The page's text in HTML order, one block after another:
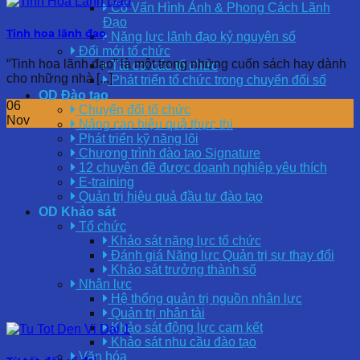
Cố Vấn Hình Ảnh & Phong Cách Lãnh
Đạo
Năng lực lãnh đạo kỷ nguyên số
Đổi mới tổ chức
Tái cơ cấu tổ chức
Phát triển tổ chức trong chuyển đổi số
OD Đào tạo
Chuyển đổi tổ chức
Nâng cao hiệu quả thực thi
Phát triển kỹ năng lõi
Chương trình đào tạo Signature
12 chuyên đề được doanh nghiệp yêu thích
E-training
Quản trị hiệu quả đầu tư đào tạo
OD Khảo sát
Tổ chức
Khảo sát năng lực tổ chức
Đánh giá Năng lực Quản trị sự thay đổi
Khảo sát trưởng thành số
Nhân lực
Hệ thống quản trị nguồn nhân lực
Quản trị nhân tài
Khảo sát động lực cam kết
Khảo sát nhu cầu đào tạo
Văn hóa
Tinh hoa lãnh đạo
“Tinh hoa lãnh đạo” là một trong những cuốn sách hay dành
cho những nhà [...]
06
Nov